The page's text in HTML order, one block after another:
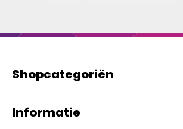
Shopcategoriën
Informatie